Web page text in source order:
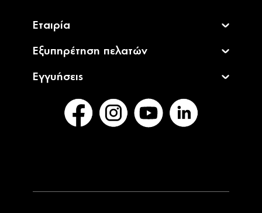
Εταιρία
Εξυπηρέτηση πελατών
Εγγυήσεις